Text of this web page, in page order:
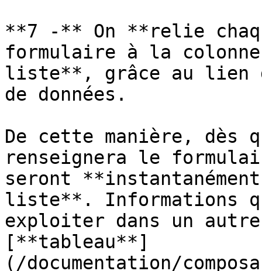
**7 -** On **relie
formulaire à la
liste**, grâce au lien
de données.
De cette manière, dès
renseignera le
seront
liste**. Informations
exploiter dans un autre
[**tableau**]
(/documentation/